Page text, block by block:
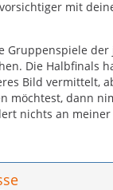
mit
Gruppenspiele der
Die Halbfinals
Bild vermittelt,
möchtest, dann
nichts an meiner